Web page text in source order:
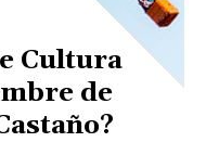
Cultura
de